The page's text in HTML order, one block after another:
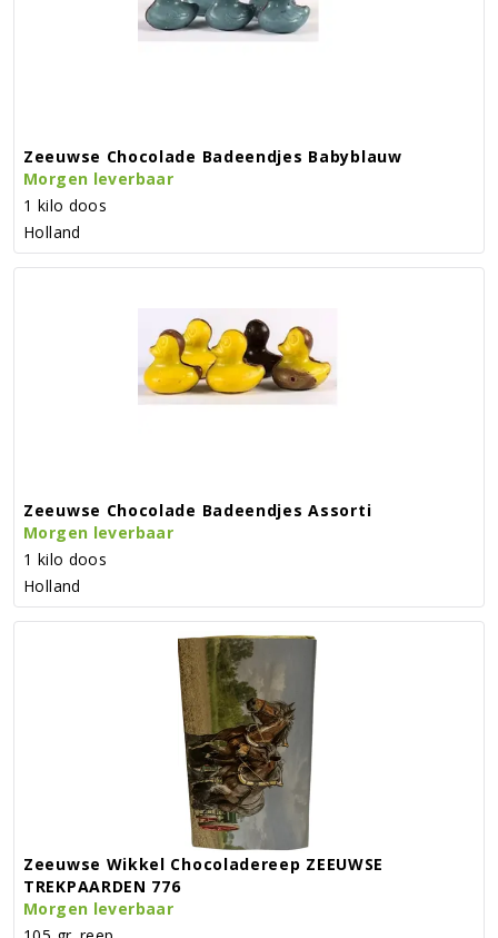
Zeeuwse Chocolade Badeendjes Babyblauw
Morgen leverbaar
1 kilo doos
Holland
Zeeuwse Chocolade Badeendjes Assorti
Morgen leverbaar
1 kilo doos
Holland
Zeeuwse Wikkel Chocoladereep ZEEUWSE
TREKPAARDEN 776
Morgen leverbaar